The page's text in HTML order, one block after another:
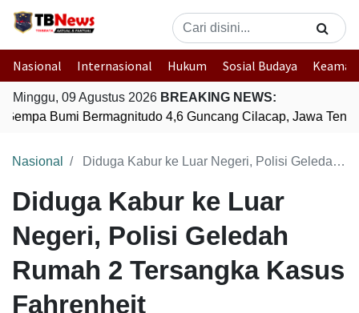
Nasional Internasional Hukum Sosial Budaya
Minggu, 09 Agustus 2026 BREAKING NEWS:
Bumi Bermagnitudo 4,6 Guncang Cilacap, Jawa
Nasional Diduga Kabur ke Luar Negeri, Polisi Geledah Rumah 2 Tersangka Kasus Fahrenheit
Diduga Kabur ke Luar
Negeri, Polisi Geledah
Rumah 2 Tersangka Kasus
Fahrenheit